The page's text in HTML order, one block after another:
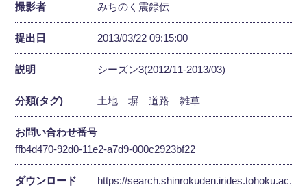
撮影者 みちのく震録伝
提出日 2013/03/22 09:15:00
説明 シーズン3(2012/11-2013/03)
分類(タグ) 土地 塀 道路 雑草
お問い合わせ番号
ffb4d470-92d0-11e2-a7d9-000c2923bf22
ダウンロード
https://